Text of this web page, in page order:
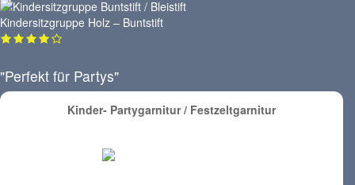
Kindersitzgruppe Holz – Buntstift
"Perfekt für Partys"
Kinder- Partygarnitur / Festzeltgarnitur